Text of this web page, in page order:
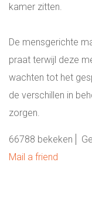
kamer zitten.
De mensgerichte
praat terwijl deze
wachten tot het
de verschillen in
zorgen.
66788 bekeken
Mail a friend